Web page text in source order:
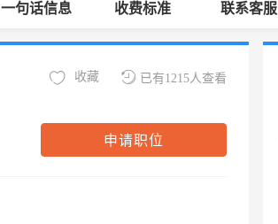
一句话信息 收费标准 联系客服
已有1215人查看
收藏
申请职位